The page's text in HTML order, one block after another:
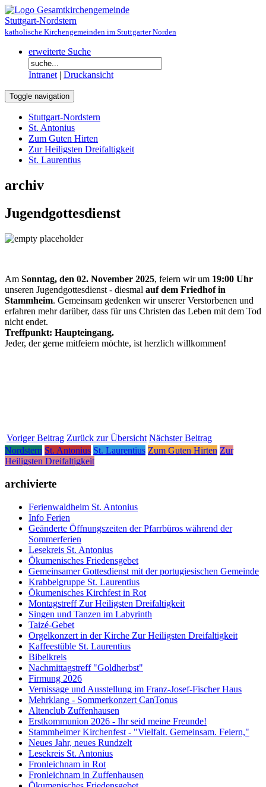
Gesamtkirchengemeinde
Stuttgart-Nordstern
katholische Kirchengemeinden im Stuttgarter Norden
erweiterte Suche
Intranet | Druckansicht
Toggle navigation
Stuttgart-Nordstern
St. Antonius
Zum Guten Hirten
Zur Heiligsten Dreifaltigkeit
St. Laurentius
archiv
Jugendgottesdienst
Am Sonntag, den 02. November 2025, feiern wir um 19:00 Uhr
unseren Jugendgottesdienst - diesmal auf dem Friedhof in
Stammheim. Gemeinsam gedenken wir unserer Verstorbenen und
erfahren mehr darüber, dass für uns Christen das Leben mit dem Tod
nicht endet.
Treffpunkt: Haupteingang.
Jeder, der gerne mitfeiern möchte, ist herzlich willkommen!
Voriger Beitrag Zurück zur Übersicht Nächster Beitrag
Nordstern St. Antonius St. Laurentius Zum Guten Hirten Zur
Heiligsten Dreifaltigkeit
archivierte
Ferienwaldheim St. Antonius
Info Ferien
Geänderte Öffnungszeiten der Pfarrbüros während der
Sommerferien
Lesekreis St. Antonius
Ökumenisches Friedensgebet
Gemeinsamer Gottesdienst mit der portugiesischen Gemeinde
Krabbelgruppe St. Laurentius
Ökumenisches Kirchfest in Rot
Montagstreff Zur Heiligsten Dreifaltigkeit
Singen und Tanzen im Labyrinth
Taizé-Gebet
Orgelkonzert in der Kirche Zur Heiligsten Dreifaltigkeit
Kaffeestüble St. Laurentius
Bibelkreis
Nachmittagstreff "Goldherbst"
Firmung 2026
Vernissage und Ausstellung im Franz-Josef-Fischer Haus
Mehrklang - Sommerkonzert CanTonus
Altenclub Zuffenhausen
Erstkommunion 2026 - Ihr seid meine Freunde!
Stammheimer Kirchenfest - "Vielfalt. Gemeinsam. Feiern,"
Neues Jahr, neues Rundzelt
Lesekreis St. Antonius
Fronleichnam in Rot
Fronleichnam in Zuffenhausen